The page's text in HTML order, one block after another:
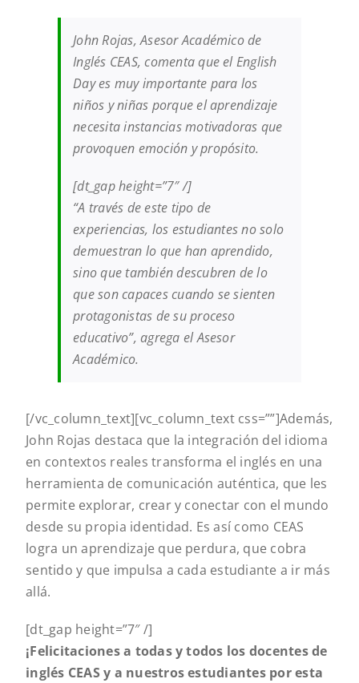
John Rojas, Asesor Académico de
Inglés CEAS, comenta que el English
Day es muy importante para los
niños y niñas porque el aprendizaje
necesita instancias motivadoras que
provoquen emoción y propósito.
[dt_gap height=”7″ /]
“A través de este tipo de
experiencias, los estudiantes no solo
demuestran lo que han aprendido,
sino que también descubren de lo
que son capaces cuando se sienten
protagonistas de su proceso
educativo”, agrega el Asesor
Académico.
[/vc_column_text][vc_column_text css=””]Además,
John Rojas destaca que la integración del idioma
en contextos reales transforma el inglés en una
herramienta de comunicación auténtica, que les
permite explorar, crear y conectar con el mundo
desde su propia identidad. Es así como CEAS
logra un aprendizaje que perdura, que cobra
sentido y que impulsa a cada estudiante a ir más
allá.
[dt_gap height=”7″ /]
¡Felicitaciones a todas y todos los docentes de
inglés CEAS y a nuestros estudiantes por esta